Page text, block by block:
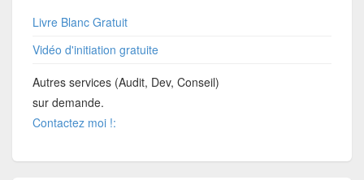
Livre Blanc Gratuit
Vidéo d'initiation gratuite
Autres services (Audit, Dev, Conseil)
sur demande.
Contactez moi !: